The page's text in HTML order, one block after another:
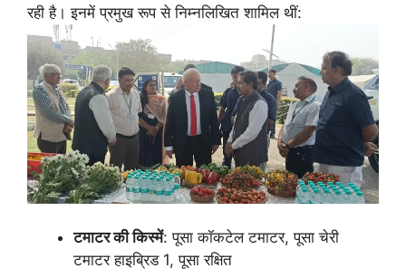
रही है। इनमें प्रमुख रूप से निम्नलिखित शामिल थीं:
टमाटर की किस्में: पूसा कॉकटेल टमाटर, पूसा चेरी
टमाटर हाइब्रिड 1, पूसा रक्षित